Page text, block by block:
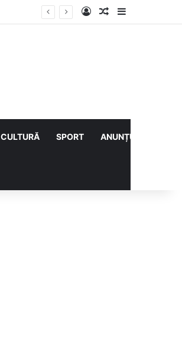
Log InArticol aleatoriu
Sidebar
CULTURĂ SPORT ANUNȚURI